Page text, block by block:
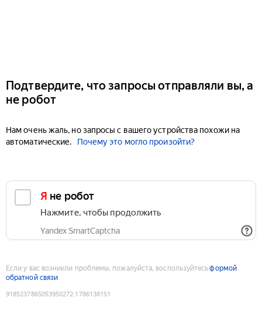
Подтвердите, что запросы отправляли вы, а
не робот
Нам очень жаль, но запросы с вашего устройства похожи на
автоматические.
Почему это могло произойти?
Я не робот
Нажмите, чтобы продолжить
Yandex SmartCaptcha
Если у вас возникли проблемы, пожалуйста, воспользуйтесьформой
обратной связи
9185237865053950272:1786138151